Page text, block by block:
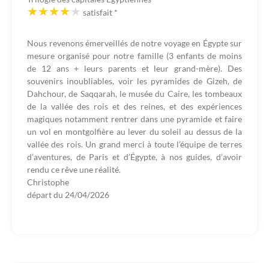
satisfait *
Nous revenons émerveillés de notre voyage en Égypte sur
mesure organisé pour notre famille (3 enfants de moins
de 12 ans + leurs parents et leur grand-mère). Des
souvenirs inoubliables, voir les pyramides de Gizeh, de
Dahchour, de Saqqarah, le musée du Caire, les tombeaux
de la vallée des rois et des reines, et des expériences
magiques notamment rentrer dans une pyramide et faire
un vol en montgolfière au lever du soleil au dessus de la
vallée des rois. Un grand merci à toute l’équipe de terres
d’aventures, de Paris et d’Égypte, à nos guides, d’avoir
rendu ce rêve une réalité.
Christophe
départ du 24/04/2026